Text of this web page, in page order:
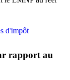
d'impôt
rapport au